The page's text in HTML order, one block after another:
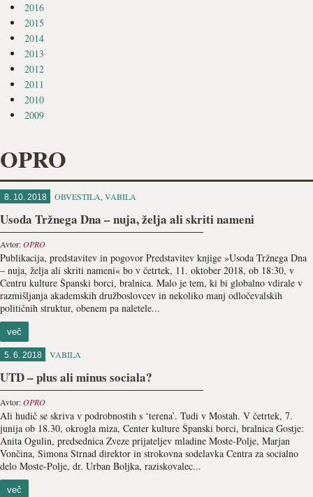
2016
2015
2014
2013
2012
2011
2010
2009
OPRO
8. 10. 2018 OBVESTILA, VABILA
Usoda Tržnega Dna – nuja, želja ali skriti nameni
Avtor:OPRO
Publikacija, predstavitev in pogovor Predstavitev knjige »Usoda Tržnega Dna
– nuja, želja ali skriti nameni« bo v četrtek, 11. oktober 2018, ob 18:30, v
Centru kulture Španski borci, bralnica. Malo je tem, ki bi globalno vdirale v
razmišljanja akademskih družboslovcev in nekoliko manj odločevalskih
političnih struktur, obenem pa naletele...
več
5. 6. 2018 VABILA
UTD – plus ali minus sociala?
Avtor:OPRO
Ali hudič se skriva v podrobnostih s ‘terena’. Tudi v Mostah. V četrtek, 7.
junija ob 18.30, okrogla miza, Center kulture Španski borci, bralnica Gostje:
Anita Ogulin, predsednica Zveze prijateljev mladine Moste-Polje, Marjan
Vončina, Simona Strnad direktor in strokovna sodelavka Centra za socialno
delo Moste-Polje, dr. Urban Boljka, raziskovalec...
več